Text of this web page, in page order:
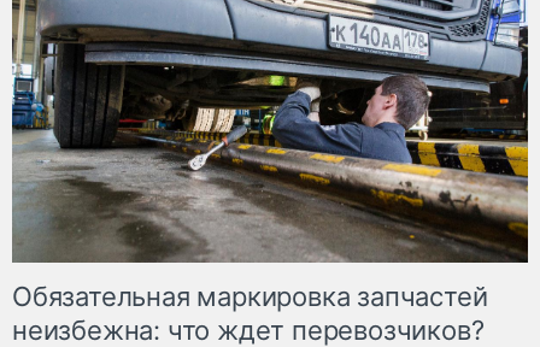
Обязательная маркировка запчастей
неизбежна: что ждет перевозчиков?